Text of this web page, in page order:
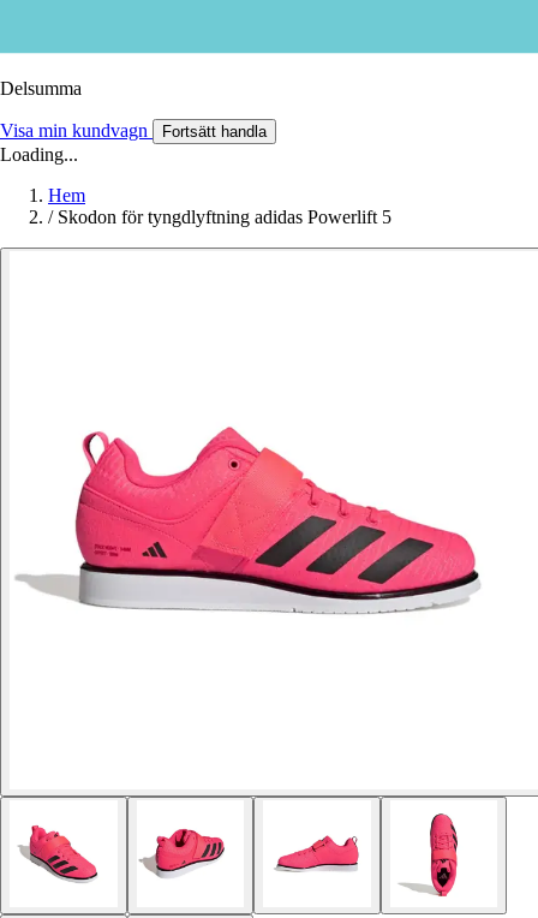
Delsumma
Visa min kundvagn Fortsätt handla
Loading...
Hem
/ Skodon för tyngdlyftning adidas Powerlift 5